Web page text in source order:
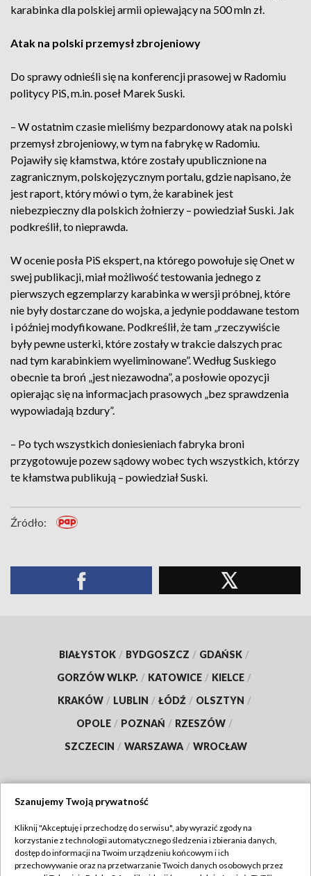
karabinka dla polskiej armii opiewający na 500 mln zł.
Atak na polski przemysł zbrojeniowy
Do sprawy odnieśli się na konferencji prasowej w Radomiu
politycy PiS, m.in. poseł Marek Suski.
– W ostatnim czasie mieliśmy bezpardonowy atak na polski
przemysł zbrojeniowy, w tym na fabrykę w Radomiu.
Pojawiły się kłamstwa, które zostały upublicznione na
zagranicznym, polskojęzycznym portalu, gdzie napisano, że
jest raport, który mówi o tym, że karabinek jest
niebezpieczny dla polskich żołnierzy – powiedział Suski. Jak
podkreślił, to nieprawda.
W ocenie posła PiS ekspert, na którego powołuje się Onet w
swej publikacji, miał możliwość testowania jednego z
pierwszych egzemplarzy karabinka w wersji próbnej, które
nie były dostarczane do wojska, a jedynie poddawane testom
i później modyfikowane. Podkreślił, że tam „rzeczywiście
były pewne usterki, które zostały w trakcie dalszych prac
nad tym karabinkiem wyeliminowane”. Według Suskiego
obecnie ta broń „jest niezawodna”, a posłowie opozycji
opierając się na informacjach prasowych „bez sprawdzenia
wypowiadają bzdury”.
– Po tych wszystkich doniesieniach fabryka broni
przygotowuje pozew sądowy wobec tych wszystkich, którzy
te kłamstwa publikują – powiedział Suski.
Źródło:
BIAŁYSTOK / BYDGOSZCZ / GDAŃSK /
GORZÓW WLKP. / KATOWICE / KIELCE /
KRAKÓW / LUBLIN / ŁÓDŹ / OLSZTYN /
OPOLE / POZNAŃ / RZESZÓW /
SZCZECIN / WARSZAWA / WROCŁAW
TVP
Abonament TVP
Regulamin TVP
Szanujemy Twoją prywatność
Kliknij "Akceptuję i przechodzę do serwisu", aby wyrazić zgody na
korzystanie z technologii automatycznego śledzenia i zbierania danych,
dostęp do informacji na Twoim urządzeniu końcowym i ich
przechowywanie oraz na przetwarzanie Twoich danych osobowych przez